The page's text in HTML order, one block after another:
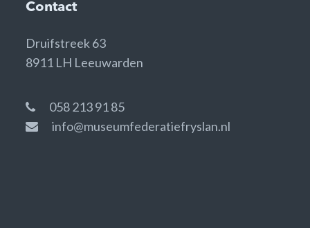
Contact
Druifstreek 63
8911 LH Leeuwarden
058 213 91 85
info@museumfederatiefryslan.nl